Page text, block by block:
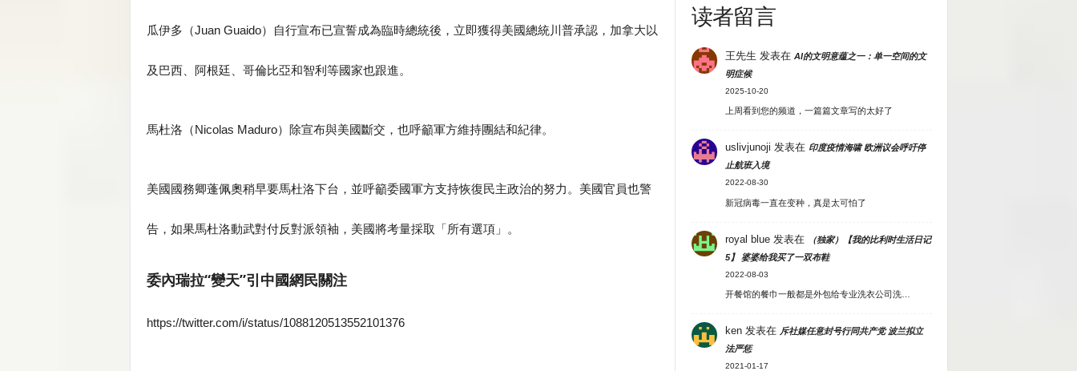
瓜伊多（Juan Guaido）自行宣布已宣誓成為臨時總統後，立即獲得美國總統川普承認，加拿大以
及巴西、阿根廷、哥倫比亞和智利等國家也跟進。
馬杜洛（Nicolas Maduro）除宣布與美國斷交，也呼籲軍方維持團結和紀律。
美國國務卿蓬佩奧稍早要馬杜洛下台，並呼籲委國軍方支持恢復民主政治的努力。美國官員也警
告，如果馬杜洛動武對付反對派領袖，美國將考量採取「所有選項」。
委內瑞拉“變天”引中國網民關注
https://twitter.com/i/status/1088120513552101376
读者留言
王先生 发表在 AI的文明意蕴之一：单一空间的文
明症候
2025-10-20
上周看到您的频道，一篇篇文章写的太好了
uslivjunoji 发表在 印度疫情海啸 欧洲议会呼吁停
止航班入境
2022-08-30
新冠病毒一直在变种，真是太可怕了
royal blue发表在
（独家）【我的比利时生活日记
5】 婆婆给我买了一双布鞋
2022-08-03
开餐馆的餐巾一般都是外包给专业洗衣公司洗…
ken发表在 斥社媒任意封号行同共产党 波兰拟立
法严惩
2021-01-17